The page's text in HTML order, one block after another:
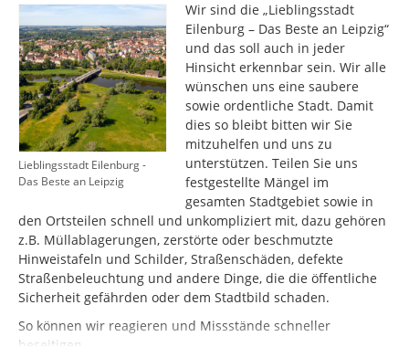
Lieblingsstadt Eilenburg -
Das Beste an Leipzig
Wir sind die „Lieblingsstadt
Eilenburg – Das Beste an Leipzig“
und das soll auch in jeder
Hinsicht erkennbar sein. Wir alle
wünschen uns eine saubere
sowie ordentliche Stadt. Damit
dies so bleibt bitten wir Sie
mitzuhelfen und uns zu
unterstützen. Teilen Sie uns
festgestellte Mängel im
gesamten Stadtgebiet sowie in
den Ortsteilen schnell und unkompliziert mit, dazu gehören
z.B. Müllablagerungen, zerstörte oder beschmutzte
Hinweistafeln und Schilder, Straßenschäden, defekte
Straßenbeleuchtung und andere Dinge, die die öffentliche
Sicherheit gefährden oder dem Stadtbild schaden.
So können wir reagieren und Missstände schneller